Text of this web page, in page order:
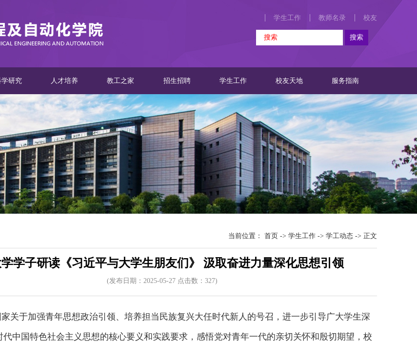
学生工作 教师名录 校友
学研究 人才培养 教工之家 招生招聘 学生工作 校友天地 服务指南
当前位置： 首页 -> 学生工作 -> 学工动态 -> 正文
学子研读《习近平与大学生朋友们》 汲取奋进力量深化思想引领
(发布日期：2025-05-27 点击数： 327)
关于加强青年思想政治引领、培养担当民族复兴大任时代新人的号召，进一步引导广大学生深
代中国特色社会主义思想的核心要义和实践要求，感悟党对青年一代的亲切关怀和殷切期望，校